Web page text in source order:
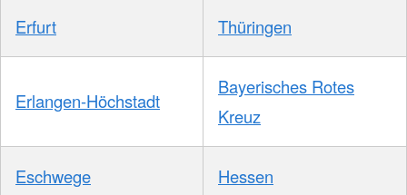
Erfurt Thüringen
Erlangen-Höchstadt
Bayerisches Rotes
Kreuz
Eschwege Hessen